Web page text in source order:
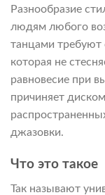
Разнообразие
людям любого
танцами требуют
которая не
равновесие при
причиняет
джазовки.
Что это такое
Так называют